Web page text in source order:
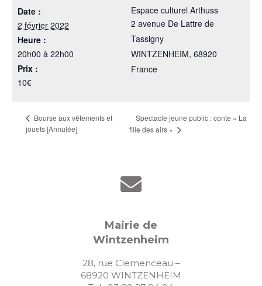
Date :
2 février 2022
Heure :
20h00 à 22h00
Prix :
10€
Espace culturel Arthuss
2 avenue De Lattre de
Tassigny
WINTZENHEIM, 68920
France
Bourse aux vêtements et
jouets [Annulée]
Spectacle jeune public : conte « La
fille des airs »
Mairie de
Wintzenheim
28, rue Clemenceau –
68920 WINTZENHEIM